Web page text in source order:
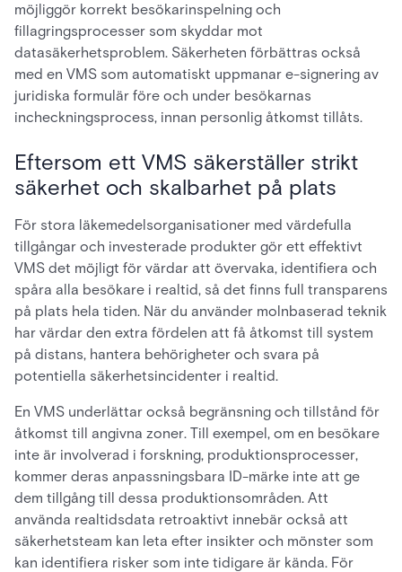
möjliggör korrekt besökarinspelning och
fillagringsprocesser som skyddar mot
datasäkerhetsproblem. Säkerheten förbättras också
med en VMS som automatiskt uppmanar e-signering av
juridiska formulär före och under besökarnas
incheckningsprocess, innan personlig åtkomst tillåts.
Eftersom ett VMS säkerställer strikt
säkerhet och skalbarhet på plats
För stora läkemedelsorganisationer med värdefulla
tillgångar och investerade produkter gör ett effektivt
VMS det möjligt för värdar att övervaka, identifiera och
spåra alla besökare i realtid, så det finns full transparens
på plats hela tiden. När du använder molnbaserad teknik
har värdar den extra fördelen att få åtkomst till system
på distans, hantera behörigheter och svara på
potentiella säkerhetsincidenter i realtid.
En VMS underlättar också begränsning och tillstånd för
åtkomst till angivna zoner. Till exempel, om en besökare
inte är involverad i forskning, produktionsprocesser,
kommer deras anpassningsbara ID-märke inte att ge
dem tillgång till dessa produktionsområden. Att
använda realtidsdata retroaktivt innebär också att
säkerhetsteam kan leta efter insikter och mönster som
kan identifiera risker som inte tidigare är kända. För